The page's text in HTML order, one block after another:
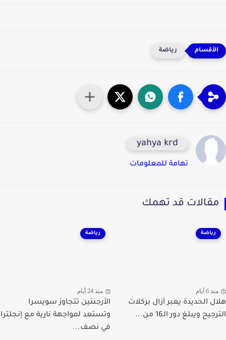
رياضة
yahya krd
تهامة للمعلومات
قد تهمك
رياضة
6 أيام
الحديدة يعبر آزال بركلات
ويبلغ دور الـ16 من...
رياضة
منذ 24 أيام
الأرجنتين تتجاوز سويسرا
وتستعد لمواجهة نارية مع إنجلترا
في نصف...